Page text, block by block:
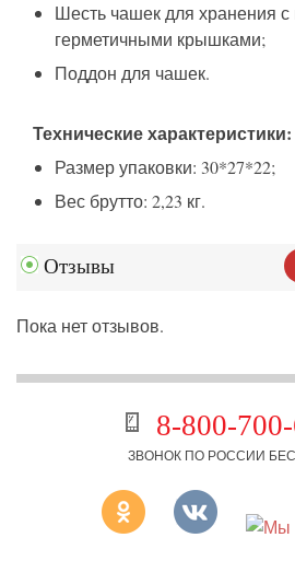
Шесть чашек для хранения
герметичными крышками;
Поддон для чашек.
Технические характеристики:
Размер упаковки: 30*27*22;
Вес брутто: 2,23 кг.
Отзывы
Пока нет отзывов.
8-800-
ЗВОНОК ПО РОССИИ